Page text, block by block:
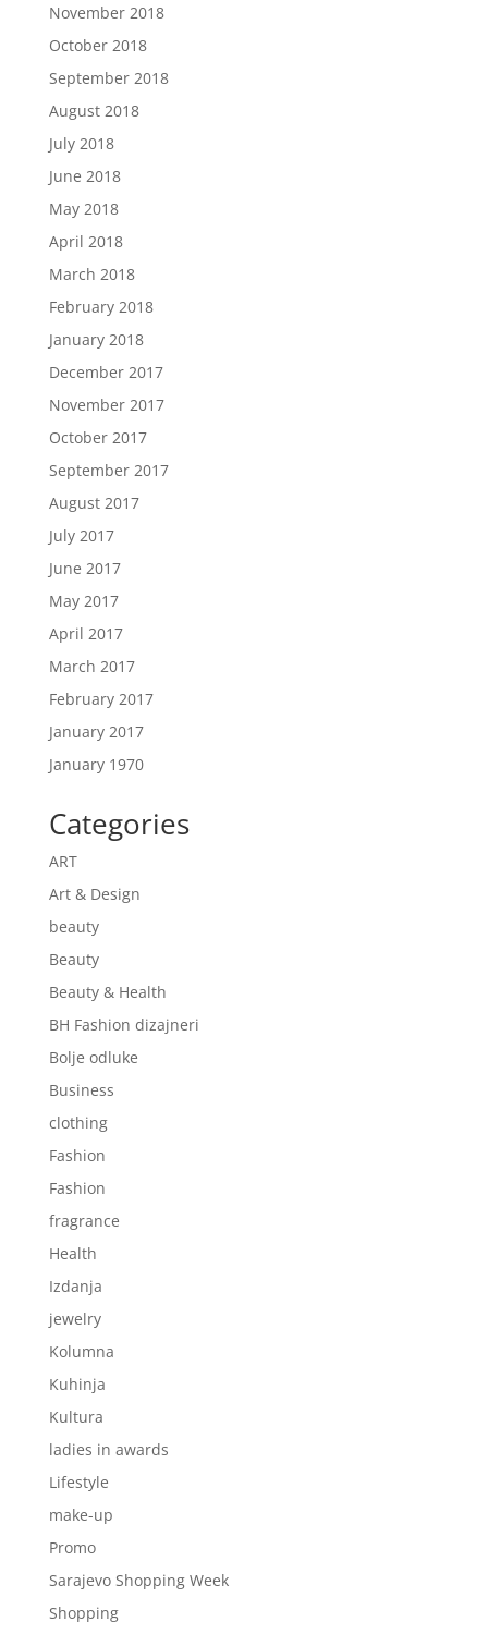
November 2018
October 2018
September 2018
August 2018
July 2018
June 2018
May 2018
April 2018
March 2018
February 2018
January 2018
December 2017
November 2017
October 2017
September 2017
August 2017
July 2017
June 2017
May 2017
April 2017
March 2017
February 2017
January 2017
January 1970
Categories
ART
Art & Design
beauty
Beauty
Beauty & Health
BH Fashion dizajneri
Bolje odluke
Business
clothing
Fashion
Fashion
fragrance
Health
Izdanja
jewelry
Kolumna
Kuhinja
Kultura
ladies in awards
Lifestyle
make-up
Promo
Sarajevo Shopping Week
Shopping